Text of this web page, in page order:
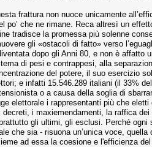
frattura non nuoce unicamente
po’ che ne rimane. Reca altresì un
tradisce la promessa più solenne
gli «ostacoli di fatto» verso
dopo gli Anni 80, e non è affatto
di pesi e contrappesi, alla
del potere, il suo esercizio
e infatti 15.546.289 italiani (il 33%
o a causa della soglia di
elettorale i rappresentanti più che
decreti, i maxiemendamenti, la raffica
gli ultimi, gli esclusi. Perché ogni
che sia - risuona un’unica voce,
ad essa la coesione e l'efficienza